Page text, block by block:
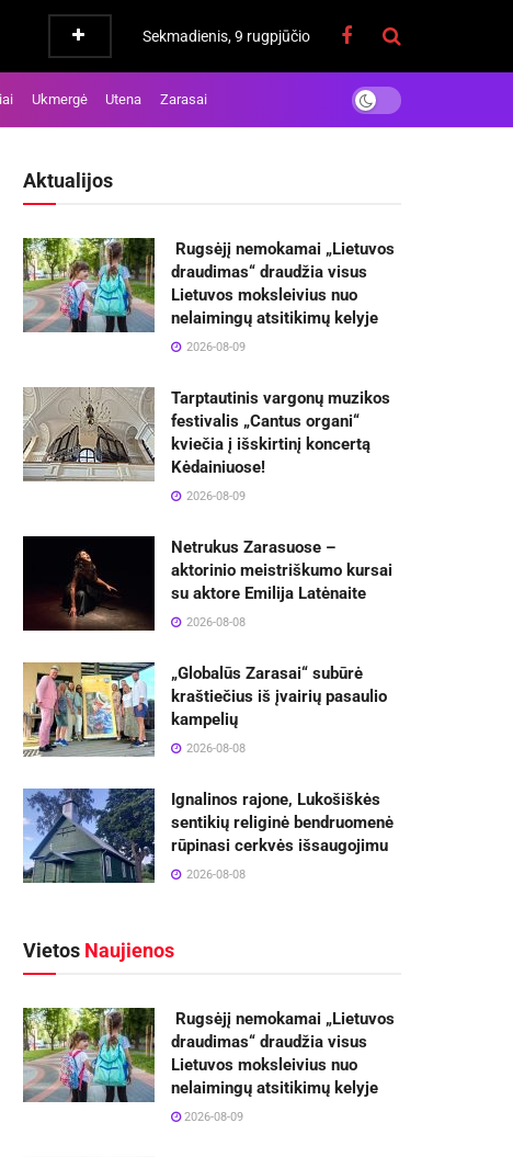
Sekmadienis, 9 rugpjūčio
Ukmergė Utena Zarasai
Aktualijos
Rugsėjį nemokamai „Lietuvos
draudimas“ draudžia visus
Lietuvos moksleivius nuo
nelaimingų atsitikimų kelyje
2026-08-09
Tarptautinis vargonų muzikos
festivalis „Cantus organi“
kviečia į išskirtinį koncertą
Kėdainiuose!
2026-08-09
Netrukus Zarasuose –
aktorinio meistriškumo kursai
su aktore Emilija Latėnaite
2026-08-08
„Globalūs Zarasai“ subūrė
kraštiečius iš įvairių pasaulio
kampelių
2026-08-08
Ignalinos rajone, Lukošiškės
sentikių religinė bendruomenė
rūpinasi cerkvės išsaugojimu
2026-08-08
Vietos Naujienos
Rugsėjį nemokamai „Lietuvos
draudimas“ draudžia visus
Lietuvos moksleivius nuo
nelaimingų atsitikimų kelyje
2026-08-09